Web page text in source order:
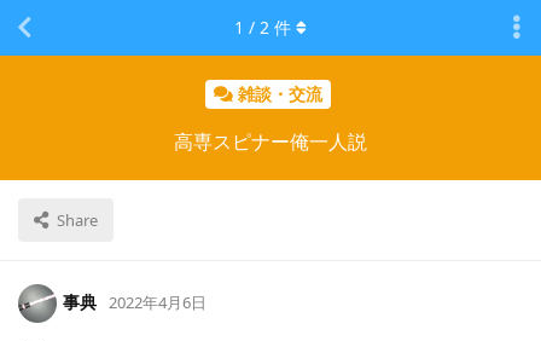
雑談・交流
高専スピナー俺一人説
Share
1 / 2 件
事典 2022年4月6日